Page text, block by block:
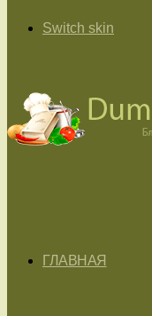
Switch skin
ГЛАВНАЯ